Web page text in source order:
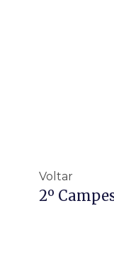
Voltar